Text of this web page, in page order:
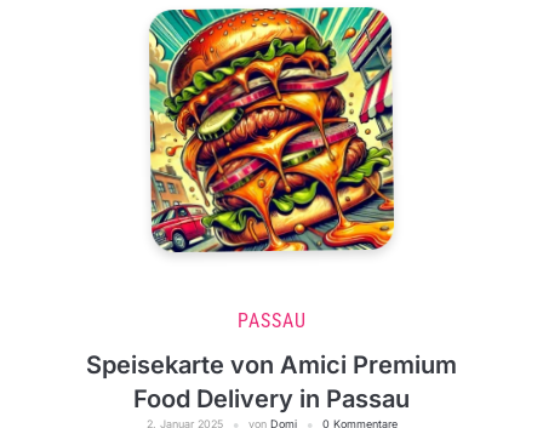
PASSAU
Speisekarte von Amici Premium
Food Delivery in Passau
2. Januar 2025 von Domi 0 Kommentare